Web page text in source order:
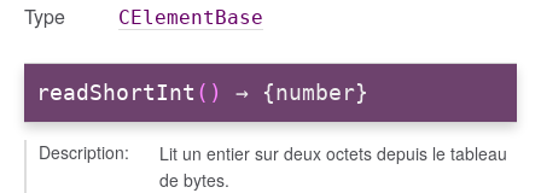
Type CElementBase
readShortInt () → {number}
Description:
Lit un entier sur deux octets depuis le tableau
de bytes.